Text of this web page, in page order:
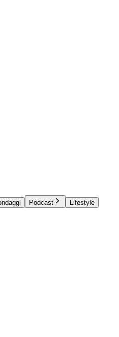
Podcast
Lifestyle